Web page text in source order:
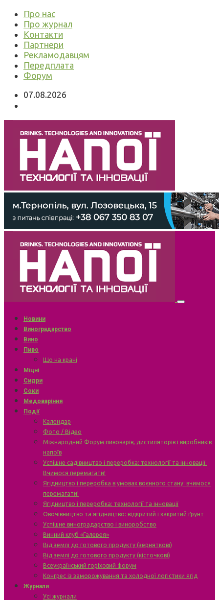
Про нас
Про журнал
Контакти
Партнери
Рекламодавцям
Передплата
Форум
07.08.2026
Новини
Виноградарство
Вино
Пиво
Що на крані
Міцні
Сидри
Соки
Медоваріння
Події
Календар
Фото / Відео
Міжнародний Форум пивоварів, дистиляторів і виробників
напоїв
Успішне садівництво і переробка: технології та інновації.
Вчимося перемагати!
Ягідництво і переробка в умовах воєнного стану: вчимося
перемагати!
Ягідництво і переробка: технології та інновації
Овочівництво та ягідництво: відкритий і закритий ґрунт
Успішне виноградарство і виноробство
Винний клуб «Галерея»
Від землі до готового продукту (зерняткові)
Від землі до готового продукту (кісточкові)
Всеукраїнський горіховий форум
Конгрес із заморожування та холодної логістики ягід
Журнали
Усі журнали